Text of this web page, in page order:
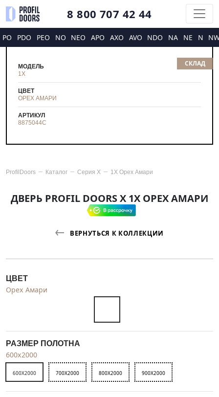
8 800 707 42 44
PO PDO PEO NO NEO APO AXO AVO NDO NA NE N
СКЛАД
МОДЕЛЬ
1X
ЦВЕТ
ОРЕХ АМАРИ
АРТИКУЛ
8875044С
ProfilDoors Каталог Серия X 1X Орех Амари
ДВЕРЬ PROFIL DOORS X 1X ОРЕХ АМАРИ
ВЕРНУТЬСЯ К КОЛЛЕКЦИИ
ЦВЕТ
Орех Амари
РАЗМЕР ПОЛОТНА
600x2000
600X2000 700X2000 800X2000 900X2000